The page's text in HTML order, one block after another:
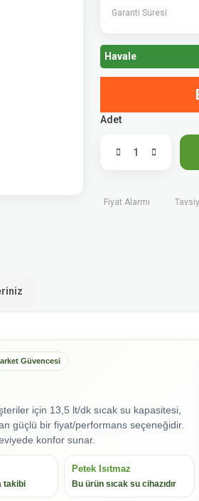
Garanti Süresi
Havale
Adet
Fiyat Alarmı
Güvencesi
için 13,5 lt/dk sıcak su kapasitesi,
güçlü bir fiyat/performans seçeneğidir.
konfor sunar.
takibi
Petek Isıtmaz
Bu ürün sıcak su cihazıdır